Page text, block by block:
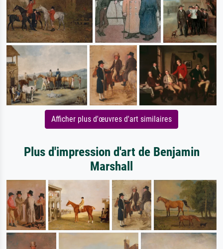
Afficher plus d'œuvres d'art similaires
Plus d'impression d'art de Benjamin
Marshall